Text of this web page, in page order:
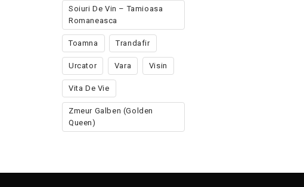
Soiuri De Vin – Tamioasa
Romaneasca
Toamna Trandafir
Urcator Vara Visin
Vita De Vie
Zmeur Galben (golden
Queen)